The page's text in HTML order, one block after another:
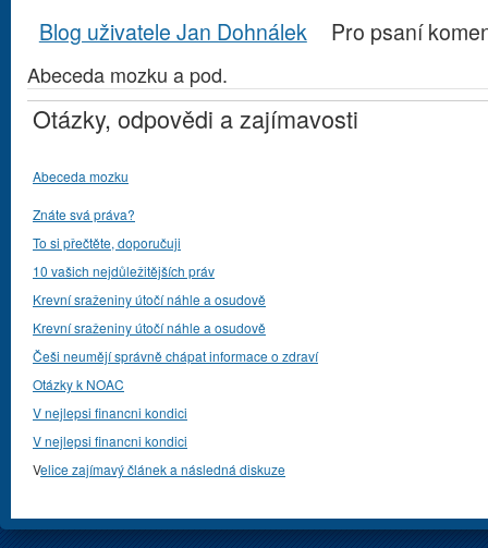
Blog uživatele Jan Dohnálek
Pro psaní
Abeceda mozku a pod.
Otázky, odpovědi a zajímavosti
Abeceda mozku
Znáte svá práva?
To si přečtěte, doporučuji
10 vašich nejdůležitějších práv
Krevní sraženiny útočí náhle a osudově
Krevní sraženiny útočí náhle a osudově
Češi neumějí správně chápat informace o zdraví
Otázky k NOAC
V nejlepsi financni kondici
V nejlepsi financni kondici
Velice zajímavý článek a následná diskuze